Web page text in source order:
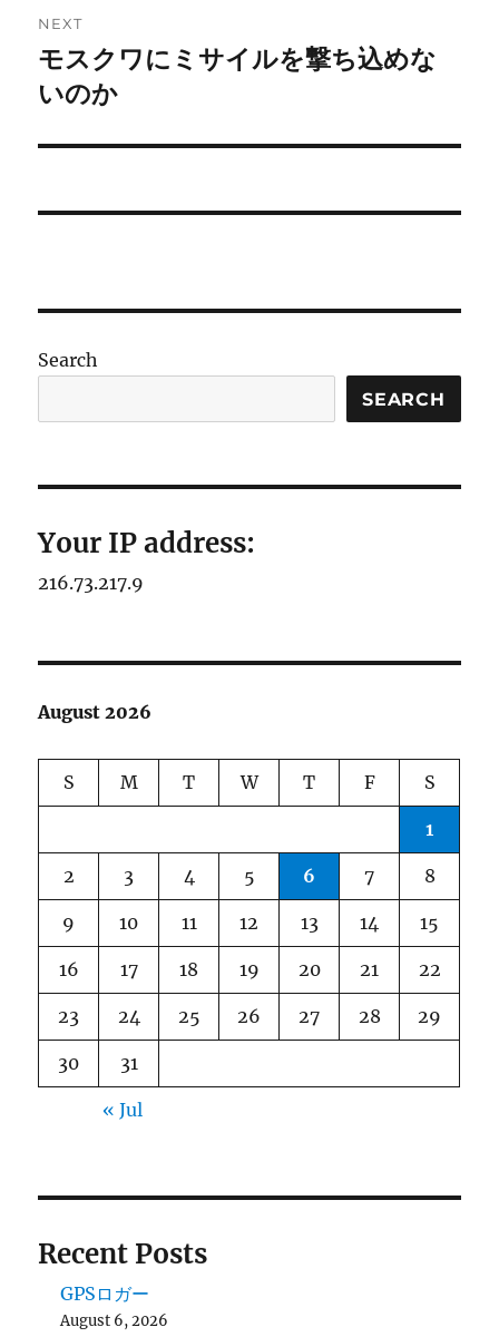
NEXT
Next
post:
モスクワにミサイルを撃ち込めな
いのか
Search
SEARCH
Your IP address:
216.73.217.9
August 2026
S M T W T F S
1
2 3 4 5 6 7 8
9 10 11 12 13 14 15
16 17 18 19 20 21 22
23 24 25 26 27 28 29
30 31
« Jul
Recent Posts
GPSロガー
August 6, 2026